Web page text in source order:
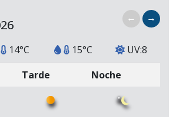
← →
14°C 15°C
UV:8
Tarde Noche